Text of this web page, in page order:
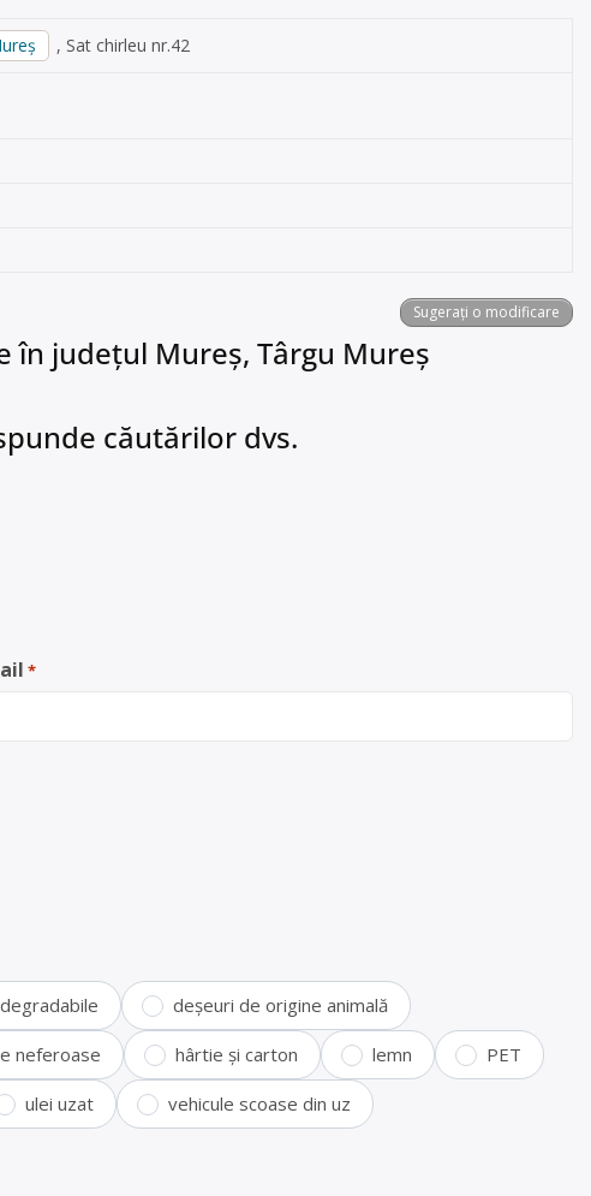
, Sat chirleu nr.42
Sugerați o modificare
în județul Mureș, Târgu Mureș
căutărilor dvs.
*
deșeuri de origine animală
neferoase hârtie și carton lemn PET
ulei uzat vehicule scoase din uz